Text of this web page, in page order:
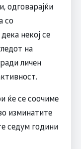
одговарајќи
со
некој се
на
личен
ќе се соочиме
изминатите
седум години